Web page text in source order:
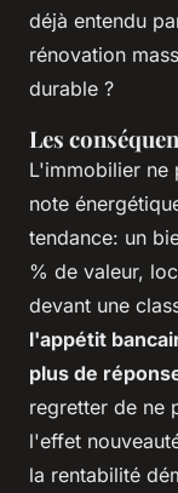
déjà entendu
rénovation
durable ?
Les
L'immobilier ne
note
tendance: un
% de valeur,
devant une
l'appétit
plus de
regretter de ne
l'effet
la rentabilité